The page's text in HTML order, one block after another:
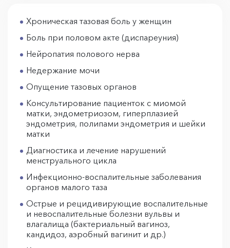
Хроническая тазовая боль у женщин
Боль при половом акте (диспареуния)
Нейропатия полового нерва
Недержание мочи
Опущение тазовых органов
Консультирование пациенток с миомой
матки, эндометриозом, гиперплазией
эндометрия, полипами эндометрия и шейки
матки
Диагностика и лечение нарушений
менструального цикла
Инфекционно-воспалительные заболевания
органов малого таза
Острые и рецидивирующие воспалительные
и невоспалительные болезни вульвы и
влагалища (бактериальный вагиноз,
кандидоз, аэробный вагинит и др.)